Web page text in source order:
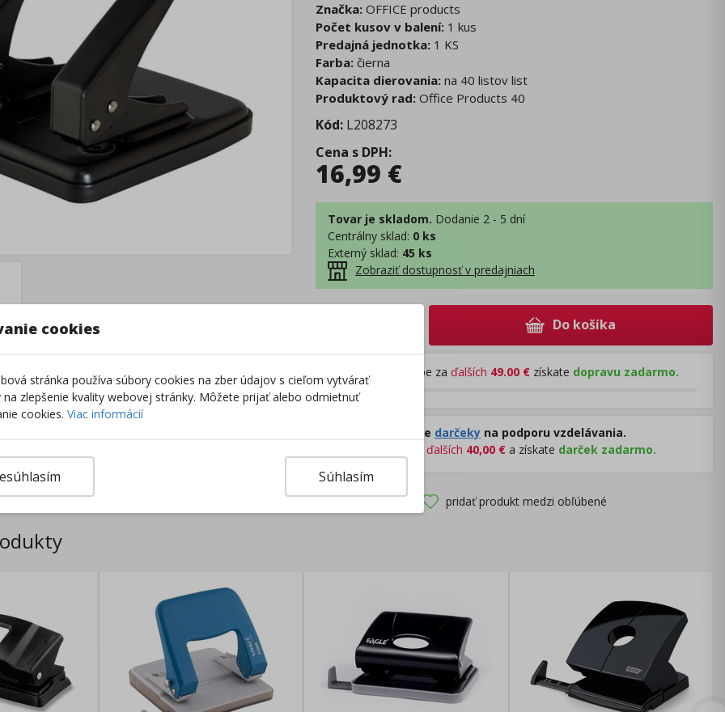
Značka: OFFICE products
Počet kusov v balení: 1 kus
Predajná jednotka: 1 KS
Farba: čierna
Kapacita dierovania: na 40 listov list
Produktový rad: Office Products 40
Kód: L208273
Cena s DPH:
16,99 €
Tovar je skladom. Dodanie 2 - 5 dní
Centrálny sklad: 0 ks
Externý sklad: 45 ks
Zobraziť dostupnosť v predajniach
Do košíka
Pri nákupe za ďalších 49.00 € získate dopravu zadarmo.
Rozdávame darčeky na podporu vzdelávania.
ďalších 40,00 € a získate darček zadarmo.
pridať produkt medzi obľúbené
cookies
stránka používa súbory cookies na zber údajov s cieľom vytvárať
na zlepšenie kvality webovej stránky. Môžete prijať alebo odmietnuť
cookies. Viac informácií
Súhlasím